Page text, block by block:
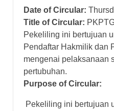
Date of Circular:
Title of Circular:
Pekeliling ini bertujuan
Pendaftar Hakmilik dan
mengenai pelaksanaan
pertubuhan.
Purpose of Circular:
Pekeliling ini bertujuan